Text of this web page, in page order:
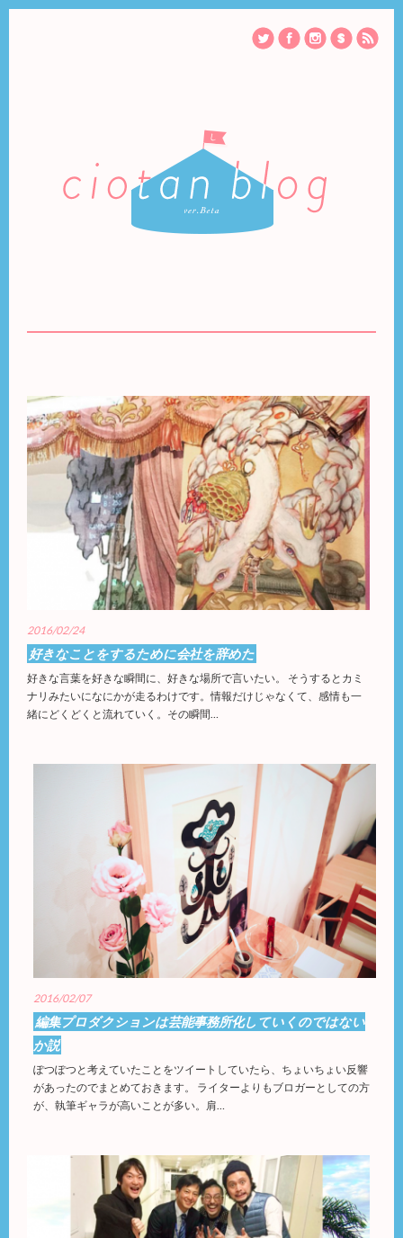
2016/02/24
好きなことをするために会社を辞めた
好きな言葉を好きな瞬間に、好きな場所で言いたい。 そうするとカミ
ナリみたいになにかが走るわけです。情報だけじゃなくて、感情も一
緒にどくどくと流れていく。その瞬間…
2016/02/07
編集プロダクションは芸能事務所化していくのではない
か説
ぽつぽつと考えていたことをツイートしていたら、ちょいちょい反響
があったのでまとめておきます。 ライターよりもブロガーとしての方
が、執筆ギャラが高いことが多い。肩…